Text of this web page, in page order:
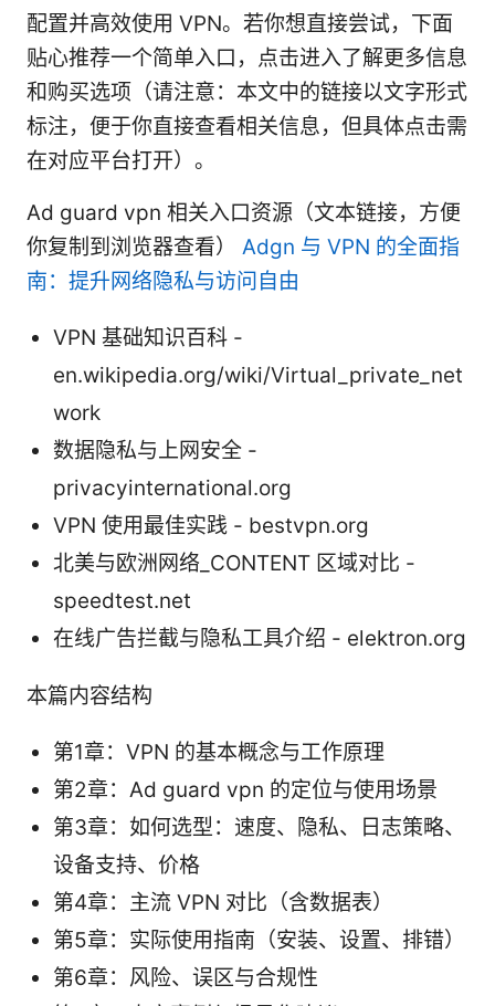
配置并高效使用 VPN。若你想直接尝试，下面
贴心推荐一个简单入口，点击进入了解更多信息
和购买选项（请注意：本文中的链接以文字形式
标注，便于你直接查看相关信息，但具体点击需
在对应平台打开）。
Ad guard vpn 相关入口资源（文本链接，方便
你复制到浏览器查看） Adgn 与 VPN 的全面指
南：提升网络隐私与访问自由
VPN 基础知识百科 -
en.wikipedia.org/wiki/Virtual_private_net
work
数据隐私与上网安全 -
privacyinternational.org
VPN 使用最佳实践 - bestvpn.org
北美与欧洲网络_CONTENT 区域对比 -
speedtest.net
在线广告拦截与隐私工具介绍 - elektron.org
本篇内容结构
第1章：VPN 的基本概念与工作原理
第2章：Ad guard vpn 的定位与使用场景
第3章：如何选型：速度、隐私、日志策略、
设备支持、价格
第4章：主流 VPN 对比（含数据表）
第5章：实际使用指南（安装、设置、排错）
第6章：风险、误区与合规性